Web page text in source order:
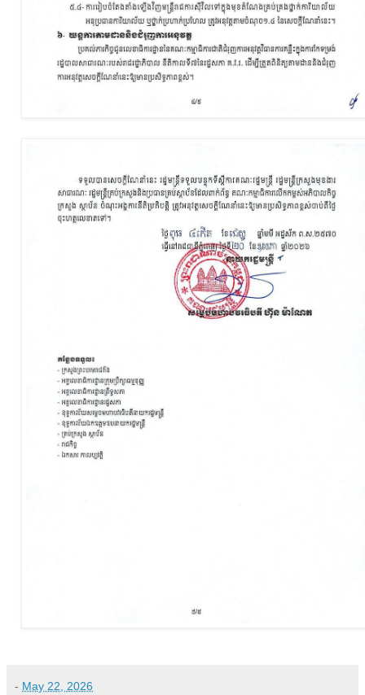
- May 22, 2026